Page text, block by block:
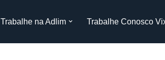
Trabalhe na Adlim Trabalhe Conosco